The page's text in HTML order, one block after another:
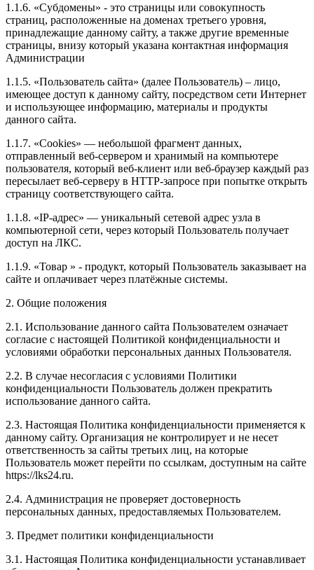
1.1.6. «Субдомены» - это страницы или совокупность
страниц, расположенные на доменах третьего уровня,
принадлежащие данному сайту, а также другие временные
страницы, внизу который указана контактная информация
Администрации
1.1.5. «Пользователь сайта» (далее Пользователь) – лицо,
имеющее доступ к данному сайту, посредством сети Интернет
и использующее информацию, материалы и продукты
данного сайта.
1.1.7. «Cookies» — небольшой фрагмент данных,
отправленный веб-сервером и хранимый на компьютере
пользователя, который веб-клиент или веб-браузер каждый раз
пересылает веб-серверу в HTTP-запросе при попытке открыть
страницу соответствующего сайта.
1.1.8. «IP-адрес» — уникальный сетевой адрес узла в
компьютерной сети, через который Пользователь получает
доступ на ЛКС.
1.1.9. «Товар » - продукт, который Пользователь заказывает на
сайте и оплачивает через платёжные системы.
2. Общие положения
2.1. Использование данного сайта Пользователем означает
согласие с настоящей Политикой конфиденциальности и
условиями обработки персональных данных Пользователя.
2.2. В случае несогласия с условиями Политики
конфиденциальности Пользователь должен прекратить
использование данного сайта.
2.3. Настоящая Политика конфиденциальности применяется к
данному сайту. Организация не контролирует и не несет
ответственность за сайты третьих лиц, на которые
Пользователь может перейти по ссылкам, доступным на сайте
https://lks24.ru.
2.4. Администрация не проверяет достоверность
персональных данных, предоставляемых Пользователем.
3. Предмет политики конфиденциальности
3.1. Настоящая Политика конфиденциальности устанавливает